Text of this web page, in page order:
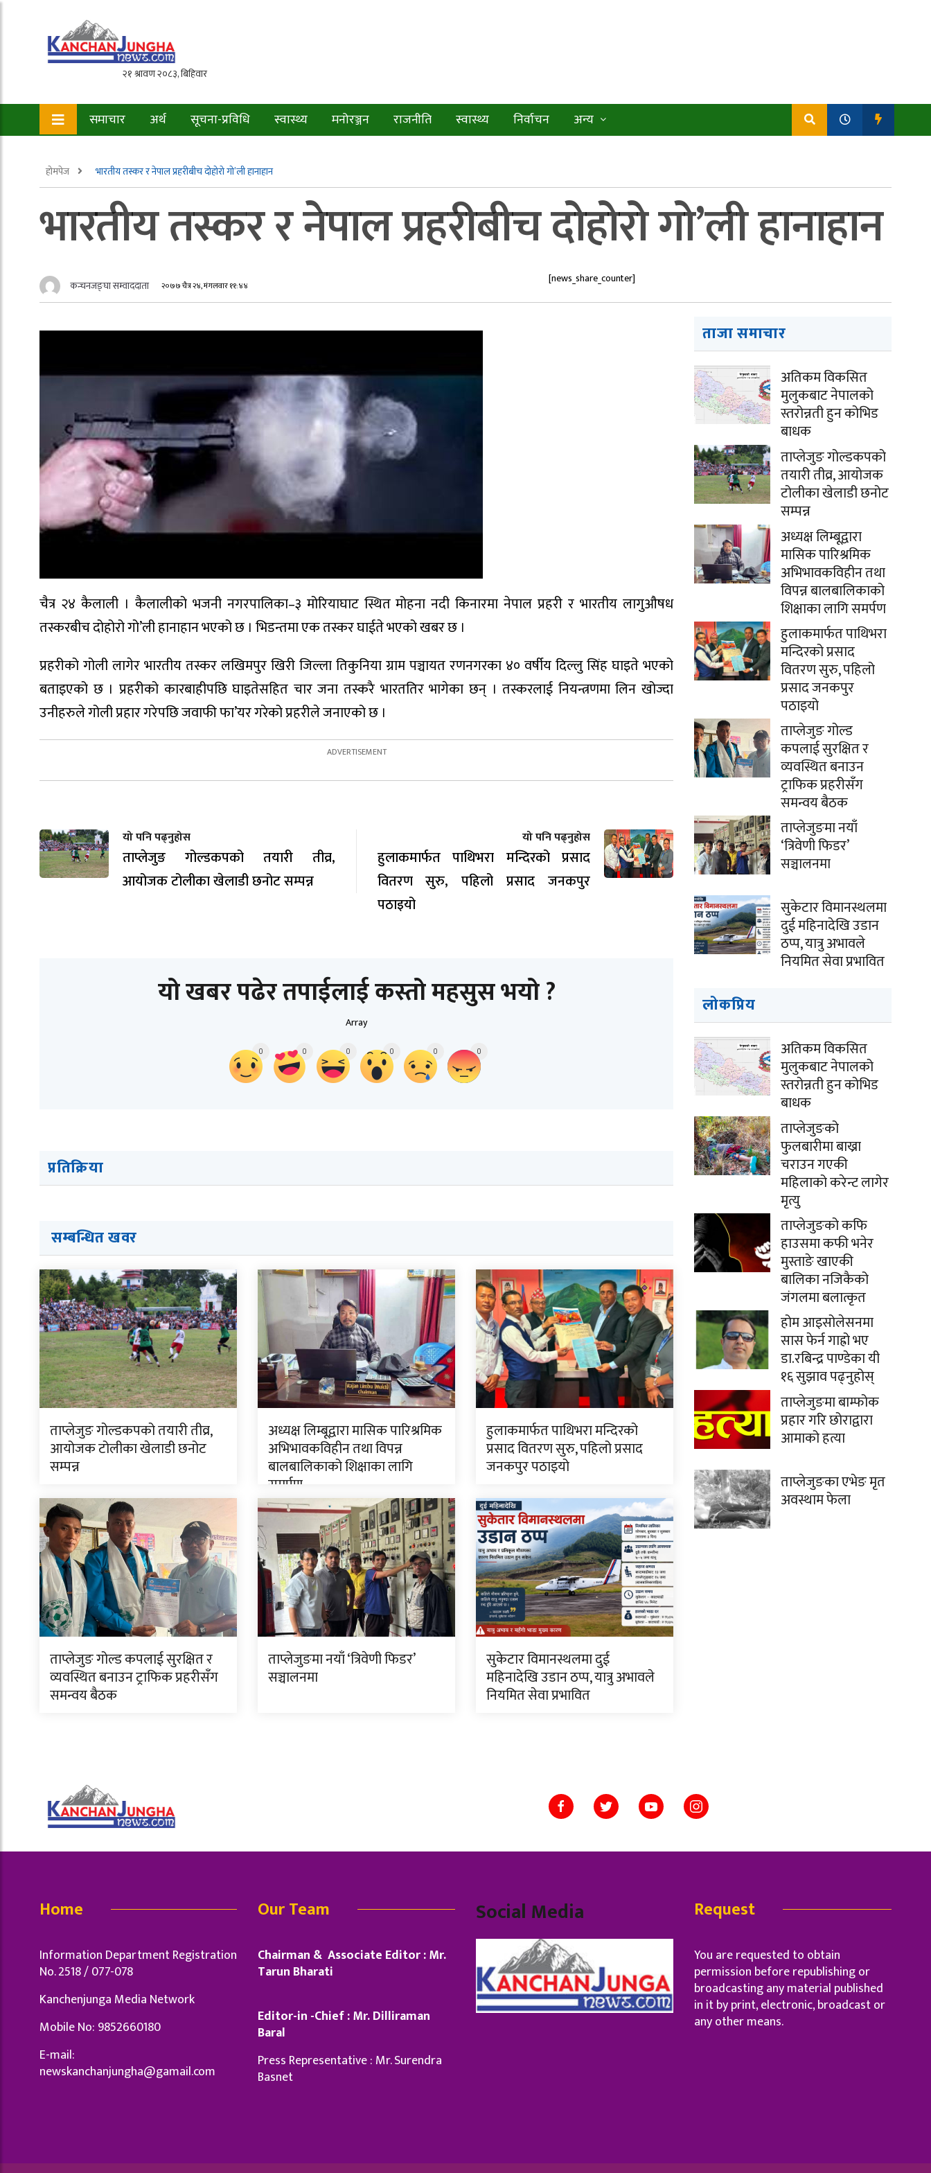
समाचार अर्थ सूचना-प्रविधि स्वास्थ्य मनोरञ्जन राजनीति स्वास्थ्य निर्वाचन अन्य
होमपेज भारतीय तस्कर र नेपाल प्रहरीबीच दोहोरो गो’ली हानाहान
भारतीय तस्कर र नेपाल प्रहरीबीच दोहोरो गो’ली हानाहान
कन्चनजङ्घा सम्वाददाता २०७७ चैत्र २४, मंगलवार ११:४४ [news_share_counter]
चैत्र २४ कैलाली । कैलालीको भजनी नगरपालिका–३ मोरियाघाट स्थित मोहना नदी किनारमा नेपाल प्रहरी र भारतीय लागुऔषध
तस्करबीच दोहोरो गो’ली हानाहान भएको छ । भिडन्तमा एक तस्कर घाईते भएको खबर छ ।
प्रहरीको गोली लागेर भारतीय तस्कर लखिमपुर खिरी जिल्ला तिकुनिया ग्राम पञ्चायत रणनगरका ४० वर्षीय दिल्लु सिंह घाइते भएको
बताइएको छ । प्रहरीको कारबाहीपछि घाइतेसहित चार जना तस्करै भारततिर भागेका छन् । तस्करलाई नियन्त्रणमा लिन खोज्दा
उनीहरुले गोली प्रहार गरेपछि जवाफी फा’यर गरेको प्रहरीले जनाएको छ ।
यो पनि पढ्नुहोस
ताप्लेजुङ गोल्डकपको तयारी तीव्र,
आयोजक टोलीका खेलाडी छनोट सम्पन्न
यो पनि पढ्नुहोस
हुलाकमार्फत पाथिभरा मन्दिरको प्रसाद
वितरण सुरु, पहिलो प्रसाद जनकपुर
पठाइयो
यो खबर पढेर तपाईलाई कस्तो महसुस भयो ?
Array
0 0 0 0 0 0
प्रतिक्रिया
सम्बन्धित खवर
ताप्लेजुङ गोल्डकपको तयारी तीव्र,
आयोजक टोलीका खेलाडी छनोट
सम्पन्न
अध्यक्ष लिम्बूद्वारा मासिक पारिश्रमिक
अभिभावकविहीन तथा विपन्न
बालबालिकाको शिक्षाका लागि
समर्पण
हुलाकमार्फत पाथिभरा मन्दिरको
प्रसाद वितरण सुरु, पहिलो प्रसाद
जनकपुर पठाइयो
ताप्लेजुङ गोल्ड कपलाई सुरक्षित र
व्यवस्थित बनाउन ट्राफिक प्रहरीसँग
समन्वय बैठक
ताप्लेजुङमा नयाँ ‘त्रिवेणी फिडर’
सञ्चालनमा
सुकेटार विमानस्थलमा दुई
महिनादेखि उडान ठप्प, यात्रु अभावले
नियमित सेवा प्रभावित
ताजा समाचार
अतिकम विकसित
मुलुकबाट नेपालको
स्तरोन्नती हुन कोभिड
बाधक
ताप्लेजुङ गोल्डकपको
तयारी तीव्र, आयोजक
टोलीका खेलाडी छनोट
सम्पन्न
अध्यक्ष लिम्बूद्वारा
मासिक पारिश्रमिक
अभिभावकविहीन तथा
विपन्न बालबालिकाको
शिक्षाका लागि समर्पण
हुलाकमार्फत पाथिभरा
मन्दिरको प्रसाद
वितरण सुरु, पहिलो
प्रसाद जनकपुर
पठाइयो
ताप्लेजुङ गोल्ड
कपलाई सुरक्षित र
व्यवस्थित बनाउन
ट्राफिक प्रहरीसँग
समन्वय बैठक
ताप्लेजुङमा नयाँ
‘त्रिवेणी फिडर’
सञ्चालनमा
सुकेटार विमानस्थलमा
दुई महिनादेखि उडान
ठप्प, यात्रु अभावले
नियमित सेवा प्रभावित
लोकप्रिय
अतिकम विकसित
मुलुकबाट नेपालको
स्तरोन्नती हुन कोभिड
बाधक
ताप्लेजुङको
फुलबारीमा बाख्रा
चराउन गएकी
महिलाको करेन्ट लागेर
मृत्यु
ताप्लेजुङको कफि
हाउसमा कफी भनेर
मुस्ताङे खाएकी
बालिका नजिकैको
जंगलमा बलात्कृत
होम आइसोलेसनमा
सास फेर्न गाह्रो भए
डा.रबिन्द्र पाण्डेका यी
१६ सुझाव पढ्नुहोस्
ताप्लेजुङमा बाम्फोक
प्रहार गरि छोराद्वारा
आमाको हत्या
ताप्लेजुङका एभेङ मृत
अवस्थाम फेला
Home
Information Department Registration
No. 2518 / 077-078
Kanchenjunga Media Network
Mobile No: 9852660180
E-mail:
newskanchanjungha@gamail.com
Our Team
Chairman & Associate Editor : Mr.
Tarun Bharati
Editor-in -Chief : Mr. Dilliraman
Baral
Press Representative : Mr. Surendra
Basnet
Social Media Request
You are requested to obtain
permission before republishing or
broadcasting any material published
in it by print, electronic, broadcast or
any other means.